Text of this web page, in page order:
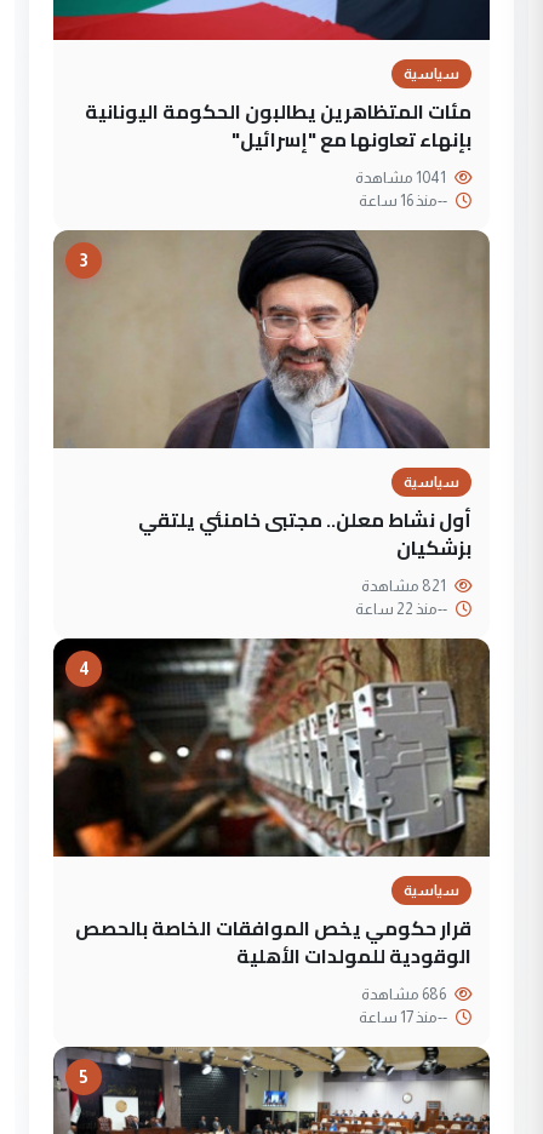
سياسية
مئات المتظاهرين يطالبون الحكومة اليونانية
بإنهاء تعاونها مع "إسرائيل"
--منذ 16 ساعة
3
سياسية
أول نشاط معلن.. مجتبى خامنئي يلتقي
بزشكيان
--منذ 22 ساعة
4
سياسية
قرار حكومي يخص الموافقات الخاصة بالحصص
الوقودية للمولدات الأهلية
--منذ 17 ساعة
5